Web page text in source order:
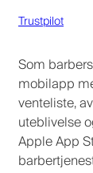
Trustpilot
Som
mobilapp
venteliste,
uteblivelse
Apple App